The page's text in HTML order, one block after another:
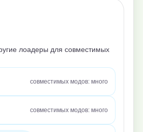
лоадеры для совместимых
совместимых модов: много
совместимых модов: много